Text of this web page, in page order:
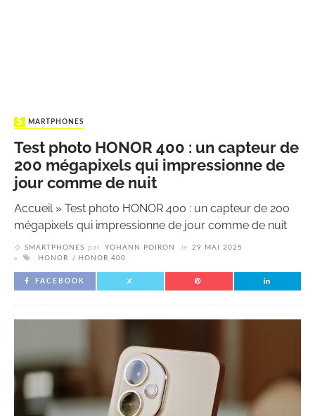
SMARTPHONES
Test photo HONOR 400 : un capteur de
200 mégapixels qui impressionne de
jour comme de nuit
Accueil» Test photo HONOR 400 : un capteur de 200
mégapixels qui impressionne de jour comme de nuit
SMARTPHONES par YOHANN POIRON le
29 MAI 2025
HONOR
HONOR 400
FACEBOOK